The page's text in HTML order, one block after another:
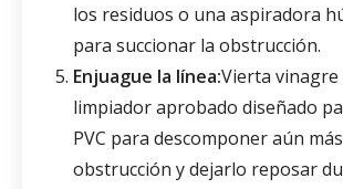
los residuos o una aspiradora
para succionar la obstrucción.
Enjuague la línea:Vierta
limpiador aprobado diseñado
PVC para descomponer aún
obstrucción y dejarlo reposar